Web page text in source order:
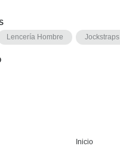
Lencería Hombre Jockstraps
Inicio